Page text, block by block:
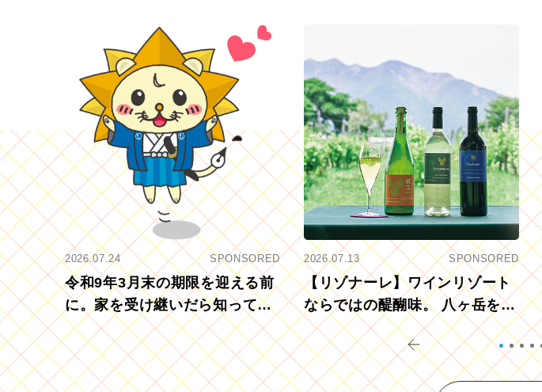
2026.07.24 SPONSORED
令和9年3月末の期限を迎える前
に。家を受け継いだら知ってお
きたい「相続登記の義務化」
2026.07.13 SPONSORED
【リゾナーレ】ワインリゾート
ならではの醍醐味。 八ヶ岳を望
むブドウ畑でアペロ